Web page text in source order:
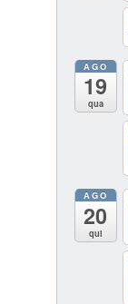
AGO
19
qua
AGO
20
qui